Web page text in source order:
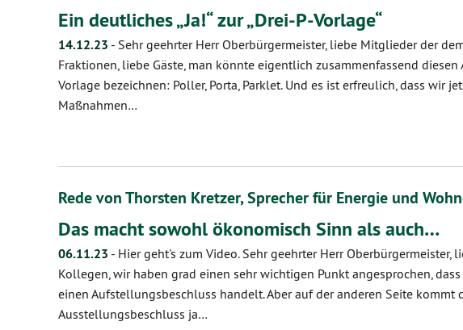
Ein deutliches „Ja!“ zur „Drei-P-Vorlage“
14.12.23 - Sehr geehrter Herr Oberbürgermeister, liebe Mitglieder der
Fraktionen, liebe Gäste, man könnte eigentlich zusammenfassend diesen
Vorlage bezeichnen: Poller, Porta, Parklet. Und es ist erfreulich, dass wir
Maßnahmen…
Rede von Thorsten Kretzer, Sprecher für Energie und
Das macht sowohl ökonomisch Sinn als auch…
06.11.23 - Hier geht's zum Video. Sehr geehrter Herr Oberbürgermeister,
Kollegen, wir haben grad einen sehr wichtigen Punkt angesprochen,
einen Aufstellungsbeschluss handelt. Aber auf der anderen Seite kommt
Ausstellungsbeschluss ja…